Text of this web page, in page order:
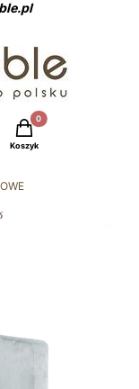
Produkty w koszyku:
Koszyk